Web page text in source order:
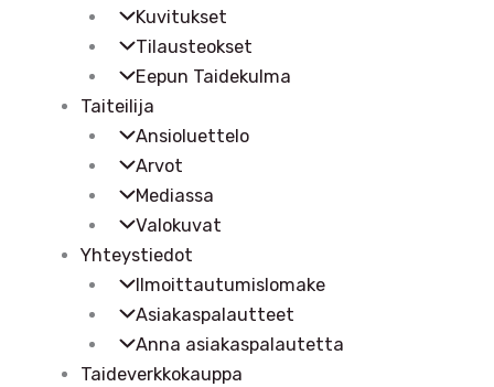
Kuvitukset
Tilausteokset
Eepun Taidekulma
Taiteilija
Ansioluettelo
Arvot
Mediassa
Valokuvat
Yhteystiedot
Ilmoittautumislomake
Asiakaspalautteet
Anna asiakaspalautetta
Taideverkkokauppa